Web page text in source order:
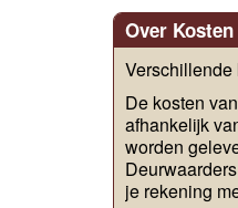
Over
Verschillende
De kosten
afhankelijk
worden
je rekening